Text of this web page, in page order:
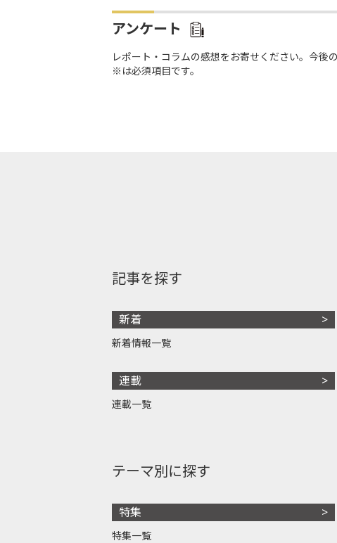
アンケート
レポート・コラムの感想をお寄せください。今後
※は必須項目です。
記事を探す
新着
新着情報一覧
連載
連載一覧
テーマ別に探す
特集
特集一覧